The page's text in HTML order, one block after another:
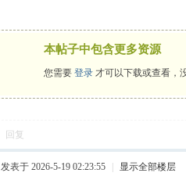
本帖子中包含更多资源
您需要 登录才可以下载或查看，
回复
发表于 2026-5-19 02:23:55 显示全部楼层